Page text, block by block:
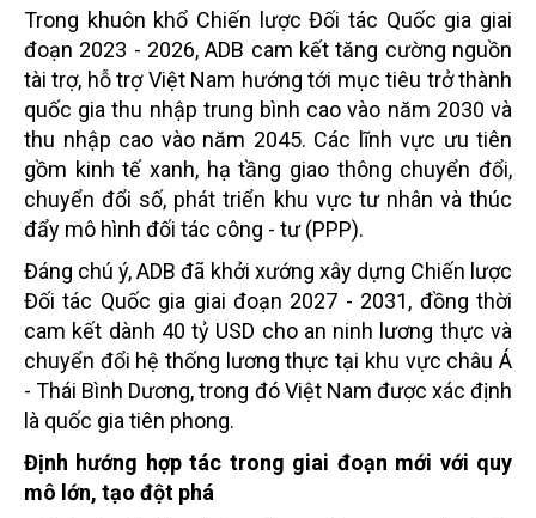
Trong khuôn khổ Chiến lược Đối tác Quốc gia giai
đoạn 2023 - 2026, ADB cam kết tăng cường nguồn
tài trợ, hỗ trợ Việt Nam hướng tới mục tiêu trở thành
quốc gia thu nhập trung bình cao vào năm 2030 và
thu nhập cao vào năm 2045. Các lĩnh vực ưu tiên
gồm kinh tế xanh, hạ tầng giao thông chuyển đổi,
chuyển đổi số, phát triển khu vực tư nhân và thúc
đẩy mô hình đối tác công - tư (PPP).
Đáng chú ý, ADB đã khởi xướng xây dựng Chiến lược
Đối tác Quốc gia giai đoạn 2027 - 2031, đồng thời
cam kết dành 40 tỷ USD cho an ninh lương thực và
chuyển đổi hệ thống lương thực tại khu vực châu Á
- Thái Bình Dương, trong đó Việt Nam được xác định
là quốc gia tiên phong.
Định hướng hợp tác trong giai đoạn mới với quy
mô lớn, tạo đột phá